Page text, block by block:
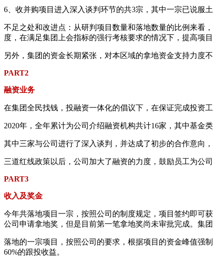
6、收并购项目进入深入谈判环节的共3宗，其中一宗已说服
不足之处和改进点：从研判项目数量和落地数量的比例来看
度，在满足集团上会指标的强行考核要求的情况下，提高项目
另外，集团的资金长期紧张，对本区域的拿地资金支持力度
PART2
融资业务
在集团全民找钱，投融资一体化的倡议下，在保证完成投资
2020年，全年累计为公司介绍融资机构共计16家，其中基金
其中三家与公司进行了深入谈判，并达成了初步的合作意向
三道红线政策以后，公司加大了融资的力度，鼓励员工为公
PART3
收入及奖金
今年共落地项目一宗，按照公司的制度规定，项目签约即可
公司申请拿地奖，但是目前第一笔拿地奖尚未审批完成。集
落地的一宗项目，按照公司的要求，根据项目的资金峰值强
60%的跟投收益。